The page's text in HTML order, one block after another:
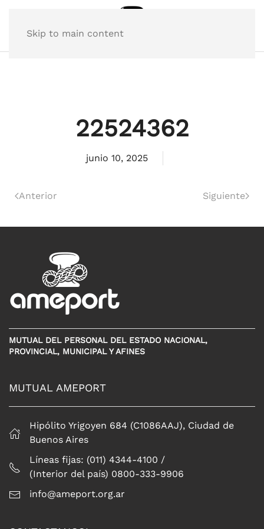
Skip to main content
22524362
junio 10, 2025
Anterior Siguiente
MUTUAL DEL PERSONAL DEL ESTADO NACIONAL,
PROVINCIAL, MUNICIPAL Y AFINES
MUTUAL AMEPORT
Hipólito Yrigoyen 684 (C1086AAJ), Ciudad de
Buenos Aires
Líneas fijas: (011) 4344-4100 /
(Interior del país) 0800-333-9906
info@ameport.org.ar